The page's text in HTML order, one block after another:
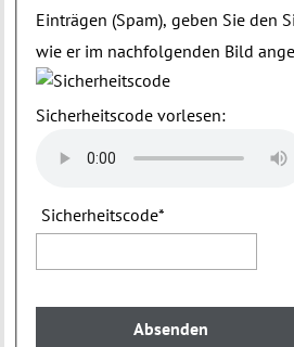
Einträgen (Spam), geben Sie den
wie er im nachfolgenden Bild
Sicherheitscode vorlesen:
Sicherheitscode*